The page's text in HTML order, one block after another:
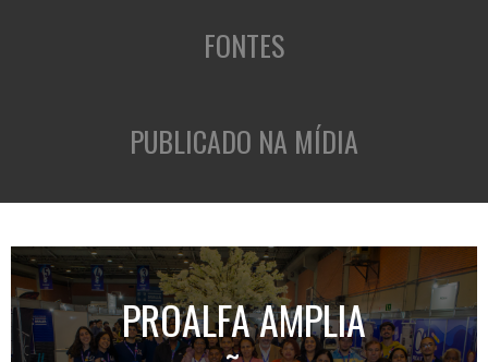
FONTES
PUBLICADO NA MÍDIA
PROALFA AMPLIA